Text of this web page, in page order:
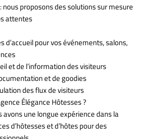
proposons des solutions sur mesure
attentes
d’accueil pour vos événements, salons,
et de l’information des visiteurs
et de goodies
des flux de visiteurs
Élégance Hôtesses ?
avons une longue expérience dans la
d’hôtesses et d’hôtes pour des